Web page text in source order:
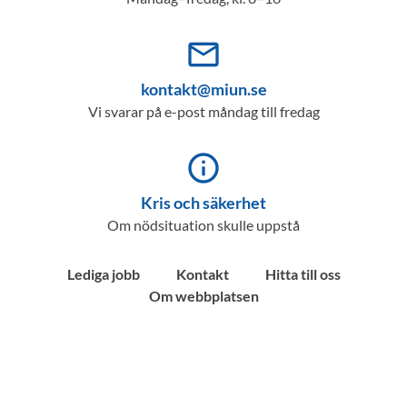
mail_outline
kontakt@miun.se
Vi svarar på e-post måndag till fredag
info_outline
Kris och säkerhet
Om nödsituation skulle uppstå
Lediga jobb Kontakt
Hitta till oss
Om webbplatsen